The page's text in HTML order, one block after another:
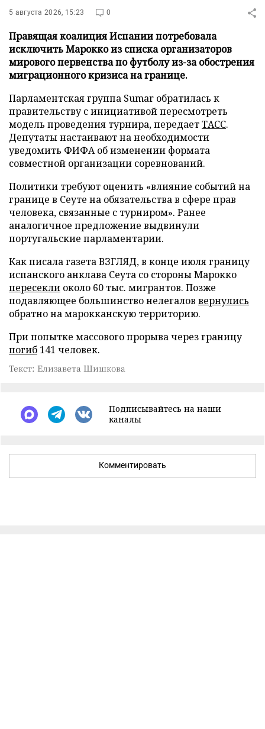
5 августа 2026, 15:23 0
Правящая коалиция Испании потребовала
исключить Марокко из списка организаторов
мирового первенства по футболу из-за обострения
миграционного кризиса на границе.
Парламентская группа Sumar обратилась к
правительству с инициативой пересмотреть
модель проведения турнира, передаетТАСС.
Депутаты настаивают на необходимости
уведомить ФИФА об изменении формата
совместной организации соревнований.
Политики требуют оценить «влияние событий на
границе в Сеуте на обязательства в сфере прав
человека, связанные с турниром». Ранее
аналогичное предложение выдвинули
португальские парламентарии.
Как писала газета ВЗГЛЯД, в конце июля границу
испанского анклава Сеута со стороны Марокко
пересекли около 60 тыс. мигрантов. Позже
подавляющее большинство нелегалов вернулись
обратно на марокканскую территорию.
При попытке массового прорыва через границу
погиб 141 человек.
Текст: Елизавета Шишкова
Подписывайтесь на наши
каналы
Комментировать